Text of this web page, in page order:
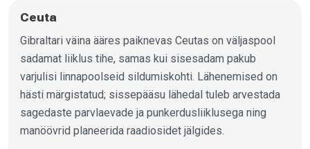
Ceuta
Gibraltari väina ääres paiknevas Ceutas on väljaspool
sadamat liiklus tihe, samas kui sisesadam pakub
varjulisi linnapoolseid sildumiskohti. Lähenemised on
hästi märgistatud; sissepääsu lähedal tuleb arvestada
sagedaste parvlaevade ja punkerdusliiklusega ning
manöövrid planeerida raadiosidet jälgides.